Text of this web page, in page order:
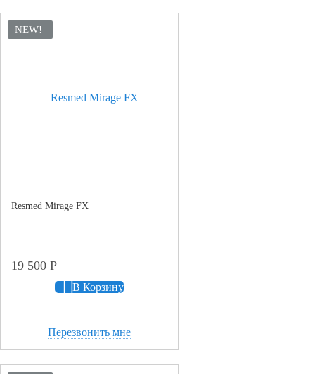
NEW!
Resmed Mirage FX
19 500 Р
В Корзину
Перезвонить мне